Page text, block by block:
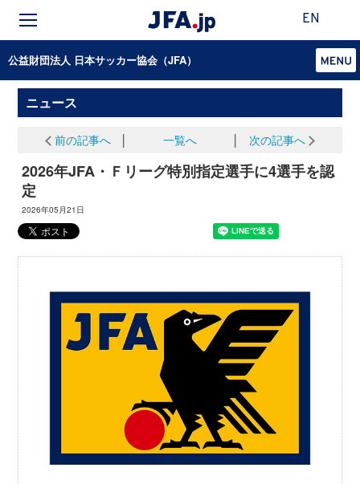
EN
公益財団法人 日本サッカー協会（JFA）
ニュース
前の記事へ 一覧へ 次の記事へ
2026年JFA・Ｆリーグ特別指定選手に4選手を認
定
2026年05月21日